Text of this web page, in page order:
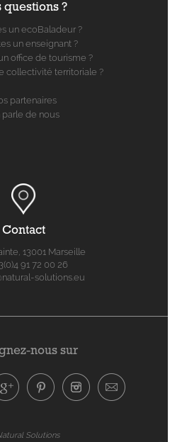
questions ?
un ecoBaladeur ?
un enseignant ?
office de tourisme ?
collectivité territoriale ?
partenaires
parle de nous
Contact
13001 Marseille
91 72 00 26
solutions.eu
nous sur
Solutions